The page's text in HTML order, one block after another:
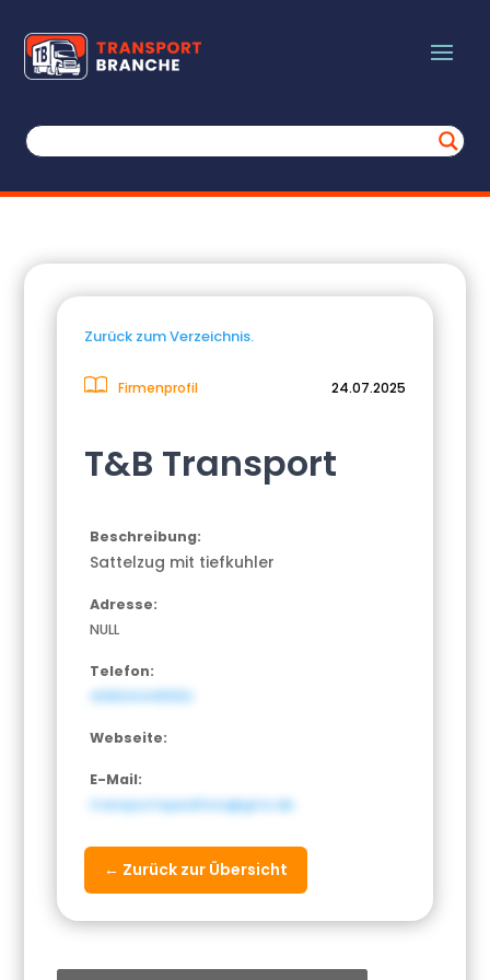
Zurück zum Verzeichnis.
Firmenprofil 24.07.2025
T&B Transport
Beschreibung:
Sattelzug mit tiefkuhler
Adresse:
NULL
Telefon:
491634445552
Webseite:
E-Mail:
transportspedition@gmx.de
← Zurück zur Übersicht